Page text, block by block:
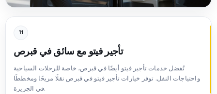
11
تأجير فيتو مع سائق في قبرص
تُفضل خدمات تأجير فيتو أيضًا في قبرص، خاصة للرحلات السياحية
واحتياجات النقل. توفر خيارات تأجير فيتو في قبرص نقلًا مريحًا ومخططًا
في الجزيرة.